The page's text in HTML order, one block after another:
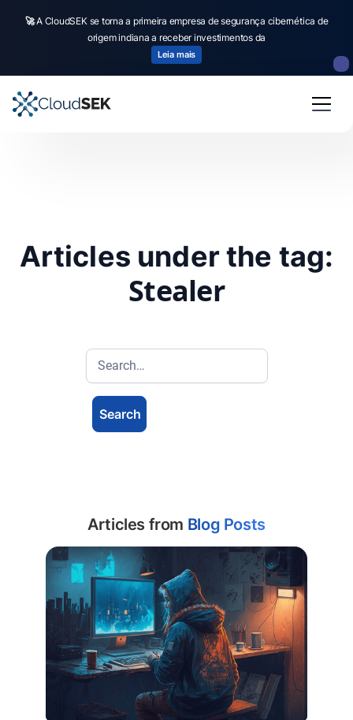
🚀A CloudSEK se torna a primeira empresa de segurança cibernética de
origem indiana a receber investimentos da
Leia mais
Articles under the tag:
Stealer
Articles from Blog Posts